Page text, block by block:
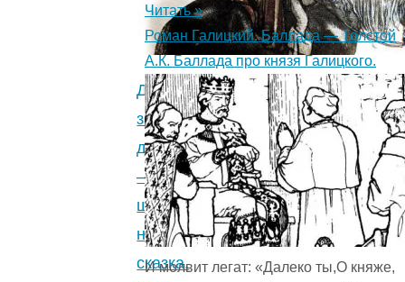
—
шведская
народная
сказка.
Про
трех
братьев.
2.5
(4)"
Добром
за
добро
—
шведская
народная
сказка.
Читать »
Роман Галицкий. Баллада — Толстой
А.К. Баллада про князя Галицкого.
И молвит легат: «Далеко ты,О княже,